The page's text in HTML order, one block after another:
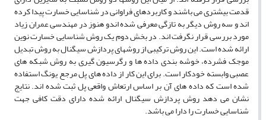
قدمت بیشتری می باشند و کاربردهای فراوانی در شناسایی خسارت پیدا کرده
اند و سه روش دیگر به تازگی معرفی شده اندو هنوز در مهندسی عمران زیاد
مورد بررسی قرار نگرفت اند. در بخش دوم یک روش شناسایی خسارت نوین
ارائه شده است. این روش ترکیبی از روشهای پردازش سیگنال به روش تبدیل
موجک فشرده، خوشه بندی داده ها و رگرسیون گیری به روش شبکه های
عصبی وابسته خودکار است. برای این کار از داده های پل مرجع یونگ استفاده
شده است که داده های آن بر اساس ارتعاش واقعی پل ثبت شده اند. نتایج
نشان می دهد روش پردازش سیگنال ارائه شده دارای دقت کافی جهت
شناسایی خسارت را دارا می باشد.